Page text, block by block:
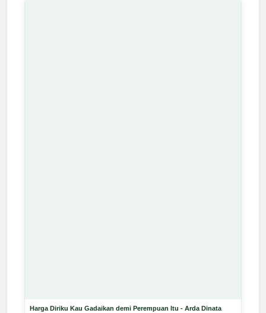
Harga Diriku Kau Gadaikan demi Perempuan Itu - Arda Dinata